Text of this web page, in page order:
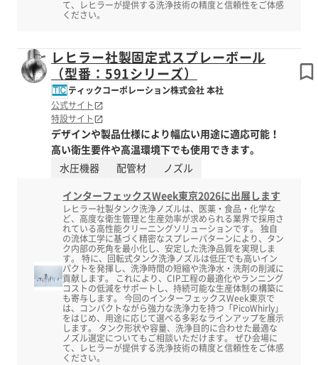
て、レヒラーが提供する洗浄技術の精度と信頼性をご体感
ください。
レヒラー社製固定式スプレーボール
（型番：591シリーズ）
ティックコーポレーション株式会社 本社
公式サイト
特設サイト
デザインや製品仕様により幅広い用途に適応可能！
高い衛生要件や高温環境下でも使用できます。
水圧機器
配管材
ノズル
インターフェックスWeek東京2026に出展します
レヒラー社製タンク洗浄ノズルは、医薬・食品・化学な
ど、高度な衛生管理と生産効率が求められる業界で採用さ
れている高性能クリーニングソリューションです。 独自
の流体工学に基づく精密なスプレーパターンにより、タン
ク内部の死角を最小化し、安定した洗浄品質を実現しま
す。 特に、回転式タンク洗浄ノズルは低圧でも高いイン
パクトを発揮し、洗浄時間の短縮や洗浄水・洗剤の削減に
貢献します。 これにより、CIP工程の最適化やランニング
コストの低減をサポートし、持続可能な生産体制の構築に
も寄与します。 今回のインターフェックスWeek東京で
は、コンパクトながら強力な洗浄力を持つ「PicoWhirly」
をはじめ、用途に応じて選べる多彩なラインアップを展示
します。 タンク形状や容量、洗浄目的に合わせた最適な
ノズル選定についてもご相談いただけます。 ぜひ会場に
て、レヒラーが提供する洗浄技術の精度と信頼性をご体感
ください。